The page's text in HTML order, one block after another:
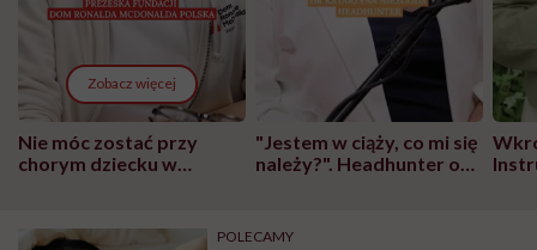
Zobacz więcej
Nie móc zostać przy
chorym dziecku w
może chyba tylko
"Jestem w ciąży, co mi się
należy?". Headhunter o
pracy
POLECAMY